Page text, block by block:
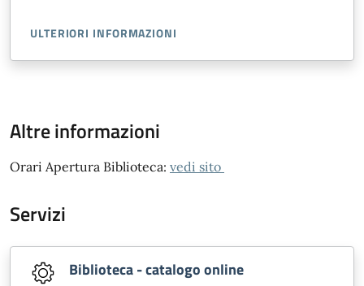
ULTERIORI INFORMAZIONI
Altre informazioni
Orari Apertura Biblioteca: vedi sito
Servizi
Biblioteca - catalogo online